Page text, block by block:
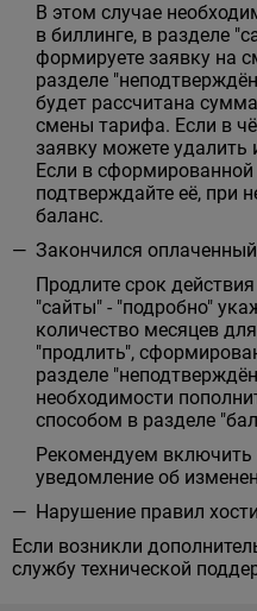
В этом случае
в биллинге, в разделе
формируете заявку на
разделе
будет рассчитана
смены тарифа. Если в
заявку можете
Если в
подтверждайте её, при
баланс.
Закончился
Продлите срок
"сайты" - "подробно"
количество месяцев
"продлить",
разделе
необходимости
способом в разделе
Рекомендуем включить
уведомление об
Нарушение правил
Если возникли
службу технической